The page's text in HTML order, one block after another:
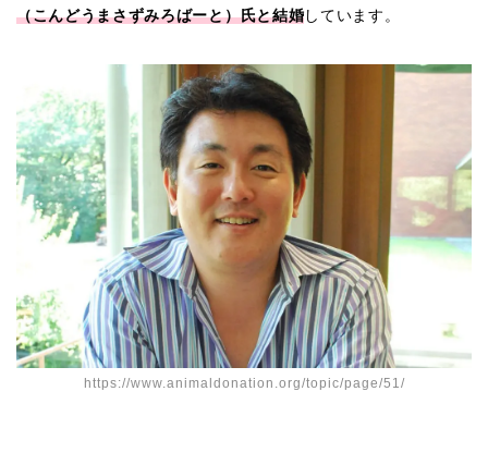
（こんどうまさずみろばーと）氏と結婚 しています。
https://www.animaldonation.org/topic/page/51/